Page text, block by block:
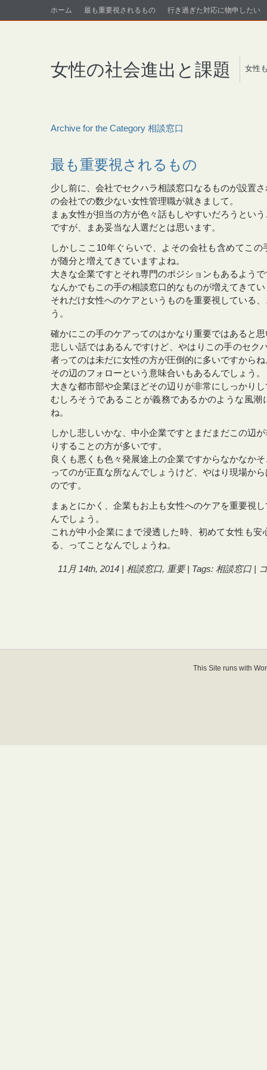
ホーム 最も重要視されるもの 行き過ぎた対応に物申したい
女性の社会進出と課題 女性
Archive for the Category 相談窓口
最も重要視されるもの
少し前に、会社でセクハラ相談窓口なるものが設置
の会社での数少ない女性管理職が就きまして。
まぁ女性が担当の方が色々話もしやすいだろうとい
ですが、まあ妥当な人選だとは思います。
しかしここ10年ぐらいで、よその会社も含めてこ
が随分と増えてきていますよね。
大きな企業ですとそれ専門のポジションもあるよう
なんかでもこの手の相談窓口的なものが増えてきて
それだけ女性へのケアというものを重要視している
う。
確かにこの手のケアってのはかなり重要ではあると
悲しい話ではあるんですけど、やはりこの手のセク
者ってのは未だに女性の方が圧倒的に多いですからね
その辺のフォローという意味合いもあるんでしょう。
大きな都市部や企業ほどその辺りが非常にしっかり
むしろそうであることが義務であるかのような風潮
ね。
しかし悲しいかな、中小企業ですとまだまだこの辺
りすることの方が多いです。
良くも悪くも色々発展途上の企業ですからなかなか
ってのが正直な所なんでしょうけど、やはり現場か
のです。
まぁとにかく、企業もお上も女性へのケアを重要視
んでしょう。
これが中小企業にまで浸透した時、初めて女性も安
る、ってことなんでしょうね。
11月 14th, 2014 | 相談窓口, 重要| Tags: 相談窓口|
最
の
This Site runs with